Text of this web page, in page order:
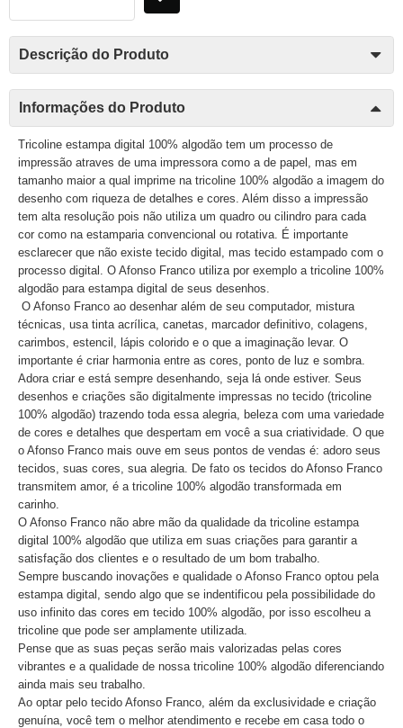
Descrição do Produto
Informações do Produto
Tricoline estampa digital 100% algodão tem um processo de
impressão atraves de uma impressora como a de papel, mas em
tamanho maior a qual imprime na tricoline 100% algodão a imagem do
desenho com riqueza de detalhes e cores. Além disso a impressão
tem alta resolução pois não utiliza um quadro ou cilindro para cada
cor como na estamparia convencional ou rotativa. É importante
esclarecer que não existe tecido digital, mas tecido estampado com o
processo digital. O Afonso Franco utiliza por exemplo a tricoline 100%
algodão para estampa digital de seus desenhos.
O Afonso Franco ao desenhar além de seu computador, mistura
técnicas, usa tinta acrílica, canetas, marcador definitivo, colagens,
carimbos, estencil, lápis colorido e o que a imaginação levar. O
importante é criar harmonia entre as cores, ponto de luz e sombra.
Adora criar e está sempre desenhando, seja lá onde estiver. Seus
desenhos e criações são digitalmente impressas no tecido (tricoline
100% algodão) trazendo toda essa alegria, beleza com uma variedade
de cores e detalhes que despertam em você a sua criatividade. O que
o Afonso Franco mais ouve em seus pontos de vendas é: adoro seus
tecidos, suas cores, sua alegria. De fato os tecidos do Afonso Franco
transmitem amor, é a tricoline 100% algodão transformada em
carinho.
O Afonso Franco não abre mão da qualidade da tricoline estampa
digital 100% algodão que utiliza em suas criações para garantir a
satisfação dos clientes e o resultado de um bom trabalho.
Sempre buscando inovações e qualidade o Afonso Franco optou pela
estampa digital, sendo algo que se indentificou pela possibilidade do
uso infinito das cores em tecido 100% algodão, por isso escolheu a
tricoline que pode ser amplamente utilizada.
Pense que as suas peças serão mais valorizadas pelas cores
vibrantes e a qualidade de nossa tricoline 100% algodão diferenciando
ainda mais seu trabalho.
Ao optar pelo tecido Afonso Franco, além da exclusividade e criação
genuína, você tem o melhor atendimento e recebe em casa todo o